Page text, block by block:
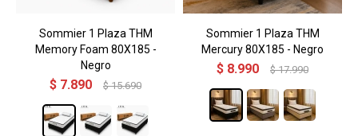
Sommier 1 Plaza THM
Memory Foam 80X185 -
Negro
$ 7.890 $ 15.690
Sommier 1 Plaza THM
Mercury 80X185 - Negro
$ 8.990 $ 17.990